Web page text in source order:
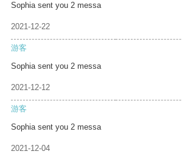
Sophia sent you 2 messa
2021-12-22
游客
Sophia sent you 2 messa
2021-12-12
游客
Sophia sent you 2 messa
2021-12-04